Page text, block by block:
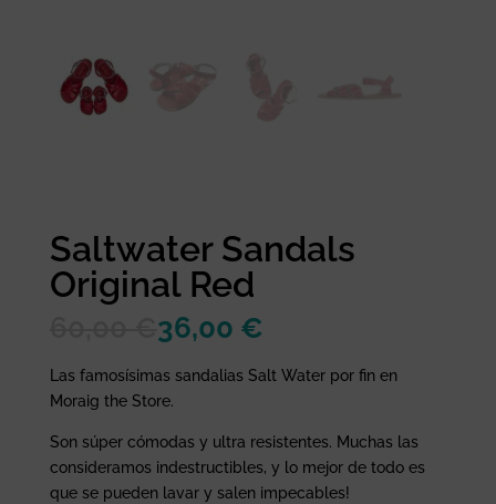
Saltwater Sandals
Original Red
36,00 €
Las famosísimas sandalias Salt Water por fin en
Moraig the Store.
Son súper cómodas y ultra resistentes. Muchas las
consideramos indestructibles, y lo mejor de todo es
que se pueden lavar y salen impecables!